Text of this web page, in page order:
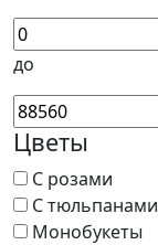
до
Цветы
С розами
С тюльпанами
Монобукеты